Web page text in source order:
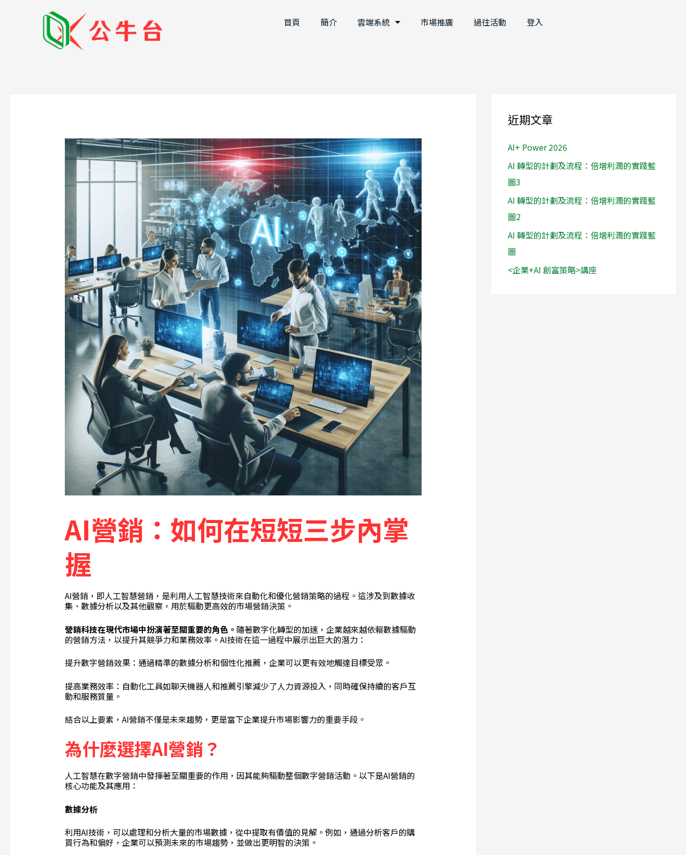
首頁 簡介 雲端系統 市場推廣 過往活動 登入
AI營銷：如何在短短三步內掌
握
AI營銷，即人工智慧營銷，是利用人工智慧技術來自動化和優化營銷策略的過程。這涉及到數據收
集、數據分析以及其他觀察，用於驅動更高效的市場營銷決策。
營銷科技在現代市場中扮演著至關重要的角色。 隨著數字化轉型的加速，企業越來越依賴數據驅動
的營銷方法，以提升其競爭力和業務效率。AI技術在這一過程中展示出巨大的潛力：
提升數字營銷效果：通過精準的數據分析和個性化推薦，企業可以更有效地觸達目標受眾。
提高業務效率：自動化工具如聊天機器人和推薦引擎減少了人力資源投入，同時確保持續的客戶互
動和服務質量。
結合以上要素，AI營銷不僅是未來趨勢，更是當下企業提升市場影響力的重要手段。
為什麼選擇AI營銷？
人工智慧在數字營銷中發揮著至關重要的作用，因其能夠驅動整個數字營銷活動。以下是AI營銷的
核心功能及其應用：
數據分析
利用AI技術，可以處理和分析大量的市場數據，從中提取有價值的見解。例如，通過分析客戶的購
買行為和偏好，企業可以預測未來的市場趨勢，並做出更明智的決策。
近期文章
AI+ Power 2026
AI 轉型的計劃及流程：倍增利潤的實踐藍
圖3
AI 轉型的計劃及流程：倍增利潤的實踐藍
圖2
AI 轉型的計劃及流程：倍增利潤的實踐藍
圖
<企業+AI 創富策略>講座